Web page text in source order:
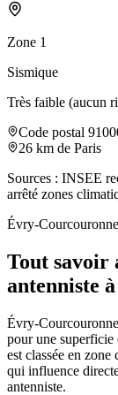
Zone 1
Sismique
Très faible (aucun
Code postal
26 km de Paris
Sources : INSEE
arrêté zones
Évry-
Tout savoir
antenniste
Évry-
pour une superficie
est classée en
qui influence
antenniste.